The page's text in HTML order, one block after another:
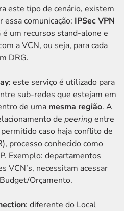
este tipo de cenário, existem
comunicação: IPSec VPN
é um recursos stand-alone e
a VCN, ou seja, para cada
DRG.
: este serviço é utilizado para
sub-redes que estejam em
de uma mesma região. A
de peeringentre
permitido caso haja conflito de
processo conhecido como
Exemplo: departamentos
VCN’s, necessitam acessar
Orçamento.
: diferente do Local